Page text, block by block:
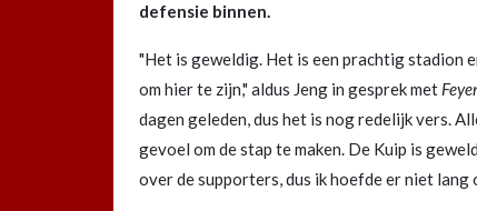
defensie binnen.
"Het is geweldig. Het is een prachtig stadion
om hier te zijn," aldus Jeng in gesprek met
dagen geleden, dus het is nog redelijk vers.
gevoel om de stap te maken. De Kuip is
over de supporters, dus ik hoefde er niet lang